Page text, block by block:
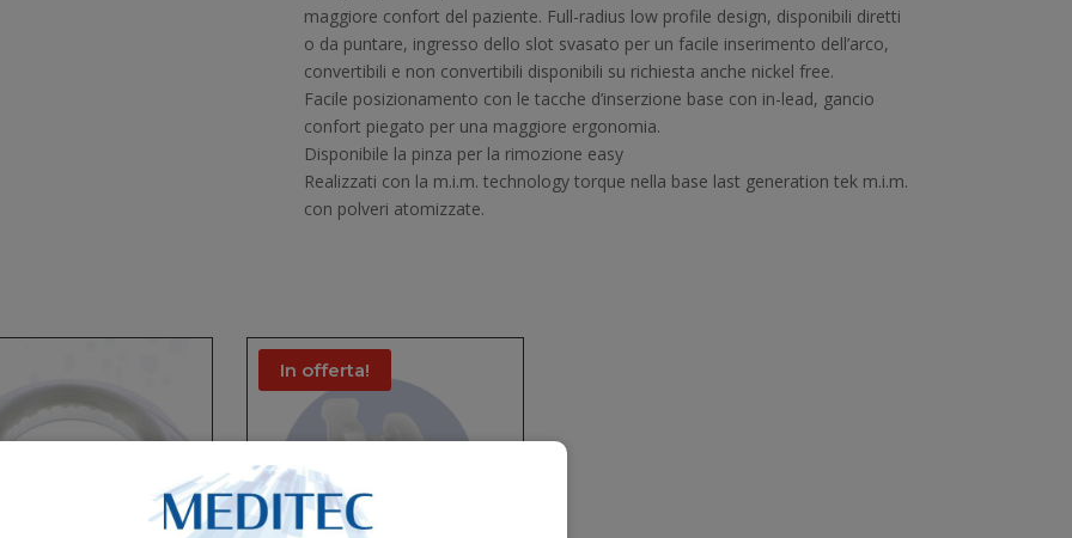
maggiore confort del paziente. Full-radius low profile design, disponibili diretti
o da puntare, ingresso dello slot svasato per un facile inserimento dell’arco,
convertibili e non convertibili disponibili su richiesta anche nickel free.
Facile posizionamento con le tacche d’inserzione base con in-lead, gancio
confort piegato per una maggiore ergonomia.
Disponibile la pinza per la rimozione easy
Realizzati con la m.i.m. technology torque nella base last generation tek m.i.m.
con polveri atomizzate.
In offerta!